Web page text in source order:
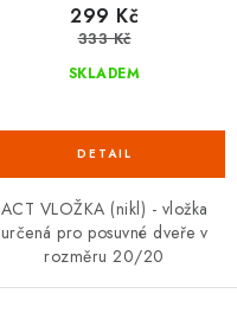
SKLADEM
299 Kč
333 Kč
ACT VLOŽKA (nikl) - vložka
určená pro posuvné dveře v
rozměru 20/20